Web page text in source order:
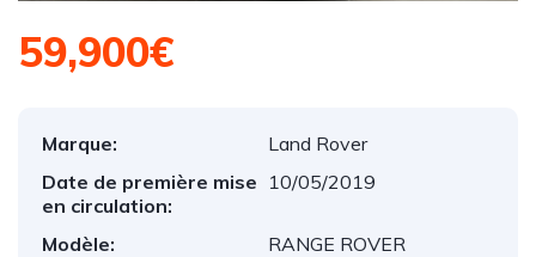
59,900€
Marque:
Land Rover
Date de première mise
en circulation:
10/05/2019
Modèle:
RANGE ROVER